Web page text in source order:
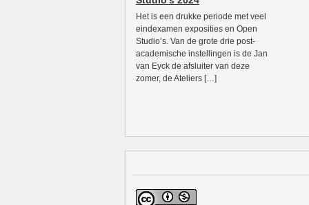
Het is een drukke periode met veel
eindexamen exposities en Open
Studio’s. Van de grote drie post-
academische instellingen is de Jan
van Eyck de afsluiter van deze
zomer, de Ateliers […]